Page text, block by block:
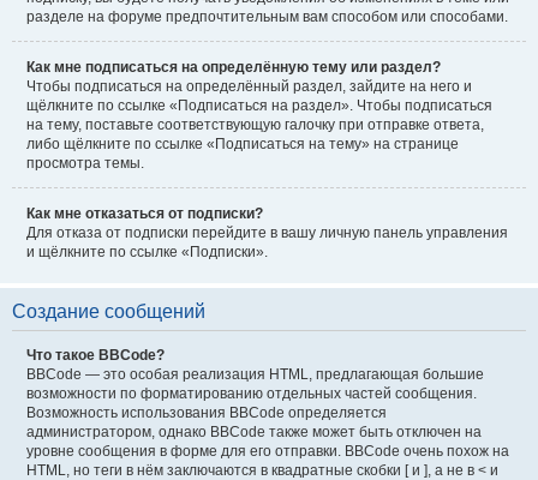
разделе на форуме предпочтительным вам способом или способами.
Как мне подписаться на определённую тему или раздел?
Чтобы подписаться на определённый раздел, зайдите на него и
щёлкните по ссылке «Подписаться на раздел». Чтобы подписаться
на тему, поставьте соответствующую галочку при отправке ответа,
либо щёлкните по ссылке «Подписаться на тему» на странице
просмотра темы.
Как мне отказаться от подписки?
Для отказа от подписки перейдите в вашу личную панель управления
и щёлкните по ссылке «Подписки».
Создание сообщений
Что такое BBCode?
BBCode — это особая реализация HTML, предлагающая большие
возможности по форматированию отдельных частей сообщения.
Возможность использования BBCode определяется
администратором, однако BBCode также может быть отключен на
уровне сообщения в форме для его отправки. BBCode очень похож на
HTML, но теги в нём заключаются в квадратные скобки [ и ], а не в < и